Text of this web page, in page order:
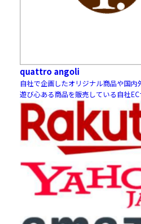
quattro angoli
自社で企画したオリジナル商品や国内
遊び心ある商品を販売している自社EC